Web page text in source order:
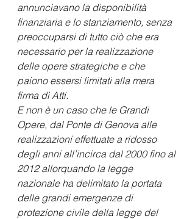
annunciavano la disponibilità
finanziaria e lo stanziamento, senza
preoccuparsi di tutto ciò che era
necessario per la realizzazione
delle opere strategiche e che
paiono essersi limitati alla mera
firma di Atti.
E non è un caso che le Grandi
Opere, dal Ponte di Genova alle
realizzazioni effettuate a ridosso
degli anni all’incirca dal 2000 fino al
2012 allorquando la legge
nazionale ha delimitato la portata
delle grandi emergenze di
protezione civile della legge del